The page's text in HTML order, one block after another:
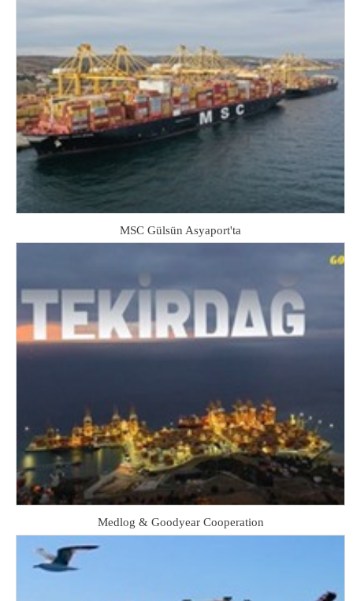
MSC Gülsün Asyaport'ta
Medlog & Goodyear Cooperation